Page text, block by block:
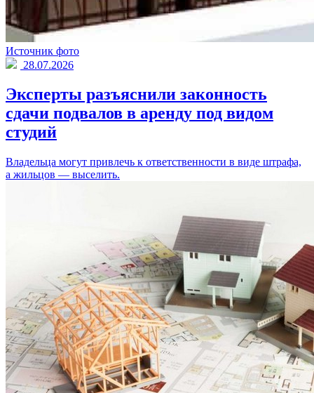
Источник фото
28.07.2026
Эксперты разъяснили законность
сдачи подвалов в аренду под видом
студий
Владельца могут привлечь к ответственности в виде штрафа,
а жильцов — выселить.